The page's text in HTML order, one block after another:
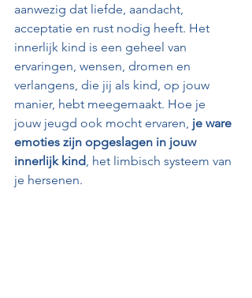
aanwezig dat liefde, aandacht,
acceptatie en rust nodig heeft. Het
innerlijk kind is een geheel van
ervaringen, wensen, dromen en
verlangens, die jij als kind, op jouw
manier, hebt meegemaakt. Hoe je
jouw jeugd ook mocht ervaren, je ware
emoties zijn opgeslagen in jouw
innerlijk kind , het limbisch systeem van
je hersenen.